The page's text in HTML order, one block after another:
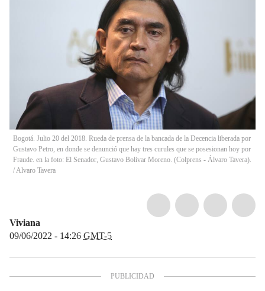
Bogotá. Julio 20 del 2018. Rueda de prensa de la bancada de la Decencia liberada por
Gustavo Petro, en donde se denunció que hay tres curules que se posesionan hoy por
Fraude. en la foto: El Senador, Gustavo Bolívar Moreno. (Colprens - Álvaro Tavera).
/Alvaro Tavera
Viviana
09/06/2022 - 14:26 GMT-5